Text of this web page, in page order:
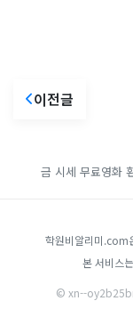
이전글
금 시세 무료영화
학원비알리미.com
본 서비스
© xn--